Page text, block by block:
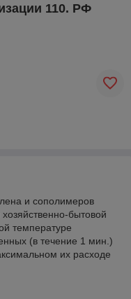
110. РФ
и сополимеров
бытовой
температуре
(в течение 1 мин.)
их расходе